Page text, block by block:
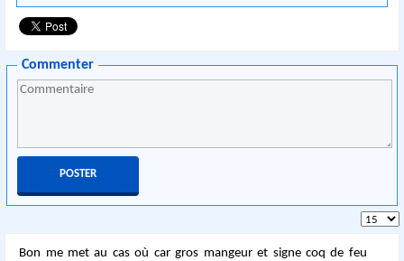
Commenter
Bon me met au cas où car gros mangeur et signe coq de feu